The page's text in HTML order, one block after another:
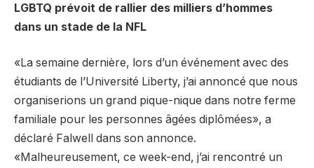
LGBTQ prévoit de rallier des milliers d’hommes
dans un stade de la NFL
«La semaine dernière, lors d’un événement avec des
étudiants de l’Université Liberty, j’ai annoncé que nous
organiserions un grand pique-nique dans notre ferme
familiale pour les personnes âgées diplômées», a
déclaré Falwell dans son annonce.
«Malheureusement, ce week-end, j’ai rencontré un